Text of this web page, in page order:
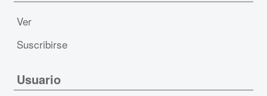
Ver
Suscribirse
Usuario